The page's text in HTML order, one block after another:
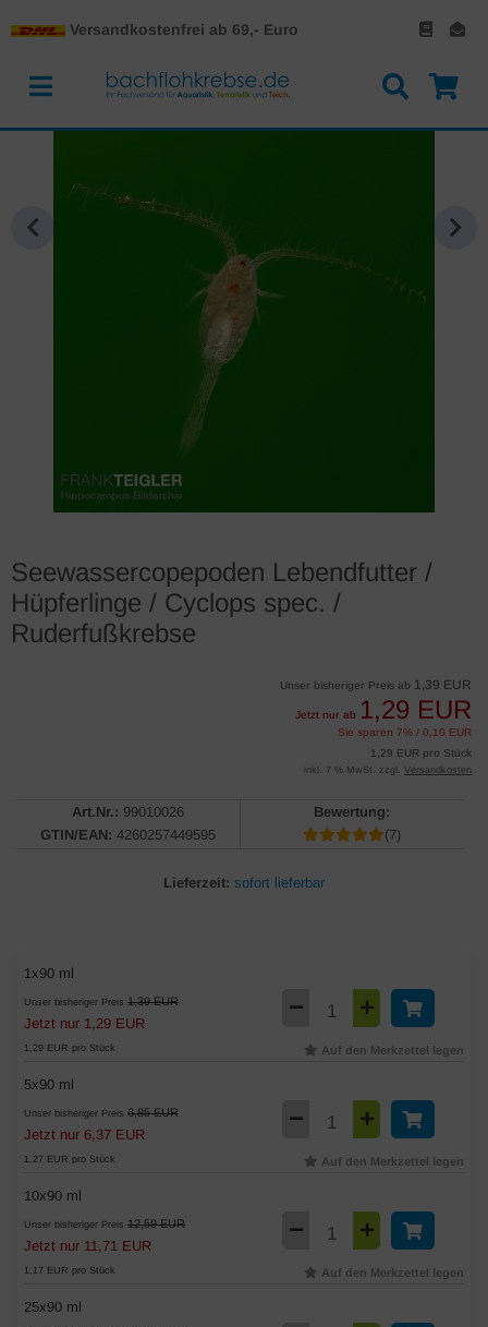
Versandkostenfrei ab 69,- Euro
Seewassercopepoden Lebendfutter /
Hüpferlinge / Cyclops spec. /
Ruderfußkrebse
Unser bisheriger Preis ab 1,39 EUR
Jetzt nur ab 1,29 EUR
Sie sparen 7% / 0,10 EUR
1,29 EUR pro Stück
inkl. 7 % MwSt. zzgl. Versandkosten
Art.Nr.: 99010026
GTIN/EAN: 4260257449595
Bewertung:
(7)
Lieferzeit: sofort lieferbar
1x90 ml
Unser bisheriger Preis 1,39 EUR
Jetzt nur 1,29 EUR
1,29 EUR pro Stück Auf den Merkzettel legen
5x90 ml
Unser bisheriger Preis 6,85 EUR
Jetzt nur 6,37 EUR
1,27 EUR pro Stück Auf den Merkzettel legen
10x90 ml
Unser bisheriger Preis 12,59 EUR
Jetzt nur 11,71 EUR
1,17 EUR pro Stück Auf den Merkzettel legen
25x90 ml